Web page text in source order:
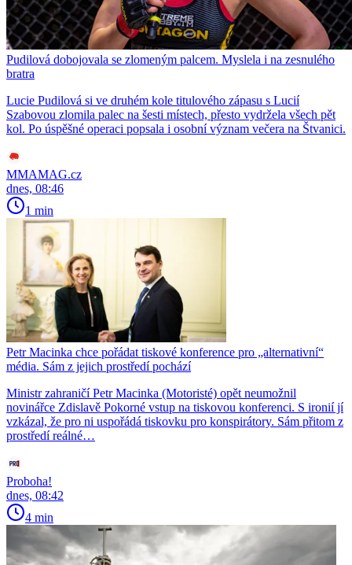
Pudilová dobojovala se zlomeným palcem. Myslela i na zesnulého
bratra
Lucie Pudilová si ve druhém kole titulového zápasu s Lucií
Szabovou zlomila palec na šesti místech, přesto vydržela všech pět
kol. Po úspěšné operaci popsala i osobní význam večera na Štvanici.
MMAMAG.cz
dnes, 08:46
1 min
Petr Macinka chce pořádat tiskové konference pro „alternativní“
média. Sám z jejich prostředí pochází
Ministr zahraničí Petr Macinka (Motoristé) opět neumožnil
novinářce Zdislavě Pokorné vstup na tiskovou konferenci. S ironií jí
vzkázal, že pro ni uspořádá tiskovku pro konspirátory. Sám přitom z
prostředí reálné…
Proboha!
dnes, 08:42
4 min